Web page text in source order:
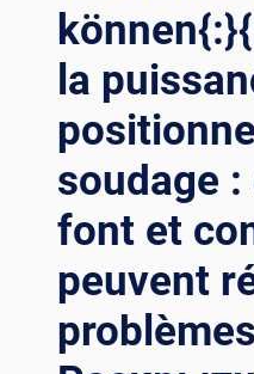
la
soudage :
font et
peuvent